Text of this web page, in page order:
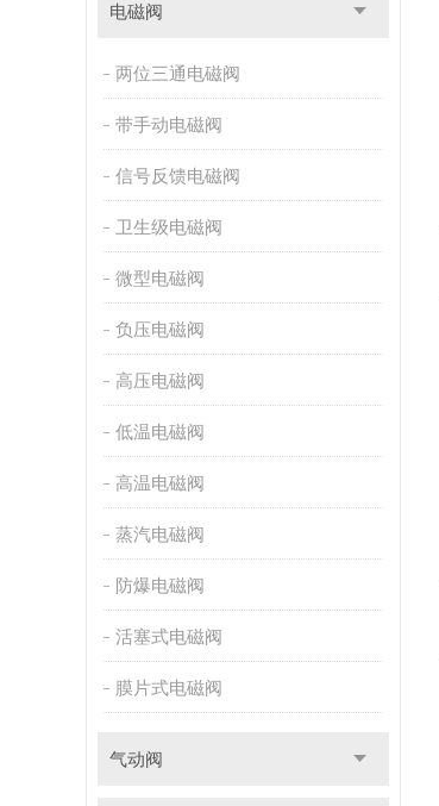
电磁阀
两位三通电磁阀
带手动电磁阀
信号反馈电磁阀
卫生级电磁阀
微型电磁阀
负压电磁阀
高压电磁阀
低温电磁阀
高温电磁阀
蒸汽电磁阀
防爆电磁阀
活塞式电磁阀
膜片式电磁阀
气动阀